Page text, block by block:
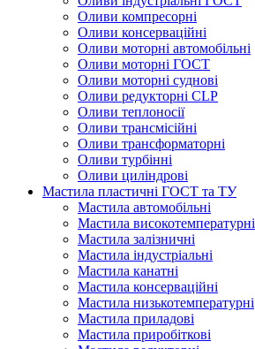
Оливи компресорні
Оливи консерваційні
Оливи моторні автомобільні
Оливи моторні ГОСТ
Оливи моторні суднові
Оливи редукторні CLP
Оливи теплоносії
Оливи трансмісійні
Оливи трансформаторні
Оливи турбінні
Оливи циліндрові
Мастила пластичні ГОСТ та ТУ
Мастила автомобільні
Мастила високотемпературні
Мастила залізничні
Мастила індустріальні
Мастила канатні
Мастила консерваційні
Мастила низькотемпературні
Мастила приладові
Мастила приробіткові